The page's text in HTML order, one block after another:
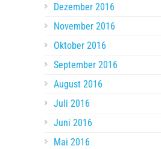
Dezember 2016
November 2016
Oktober 2016
September 2016
August 2016
Juli 2016
Juni 2016
Mai 2016